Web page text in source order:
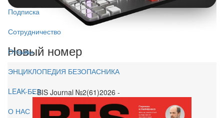
Подписка
Сотрудничество
Отзывы
ЭНЦИКЛОПЕДИЯ БЕЗОПАСНИКА
LEAK-БЕЗ
О НАС
Новый номер
- BIS Journal №2(61)2026 -